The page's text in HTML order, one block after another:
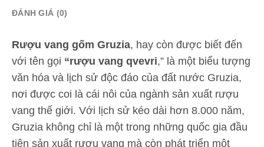
ĐÁNH GIÁ (0)
Rượu vang gốm Gruzia, hay còn được biết đến
với tên gọi “rượu vang qvevri,” là một biểu tượng
văn hóa và lịch sử độc đáo của đất nước Gruzia,
nơi được coi là cái nôi của ngành sản xuất rượu
vang thế giới. Với lịch sử kéo dài hơn 8.000 năm,
Gruzia không chỉ là một trong những quốc gia đầu
tiên sản xuất rượu vang mà còn phát triển một